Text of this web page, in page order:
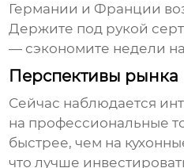
Германии и Франции
Держите под рукой
— сэкономите недели
Перспективы рынка
Сейчас наблюдается
на профессиональные
быстрее, чем на
что лучше